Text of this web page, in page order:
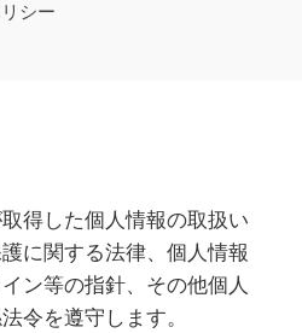
シー
得した個人情報の取扱い
に関する法律、個人情報
ン等の指針、その他個人
令を遵守します。